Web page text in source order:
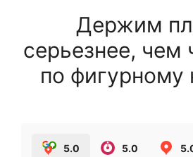
Держим
серьезнее, чем
по фигурному
5.0 5.0